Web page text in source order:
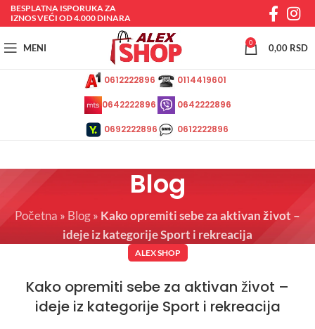
BESPLATNA ISPORUKA ZA
IZNOS VEĆI OD 4.000 DINARA
MENI 0 0,00 RSD
0612222896
0642222896
0692222896
0114419601
0642222896
0612222896
Blog
Početna » Blog» Kako opremiti sebe za aktivan život –
ideje iz kategorije Sport i rekreacija
ALEX SHOP
Kako opremiti sebe za aktivan život –
ideje iz kategorije Sport i rekreacija